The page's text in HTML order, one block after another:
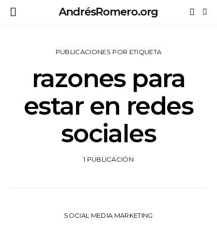
AndrésRomero.org
PUBLICACIONES POR ETIQUETA
razones para
estar en redes
sociales
1 PUBLICACIÓN
SOCIAL MEDIA MARKETING